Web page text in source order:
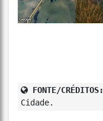
FONTE/CRÉDITOS:
Cidade.